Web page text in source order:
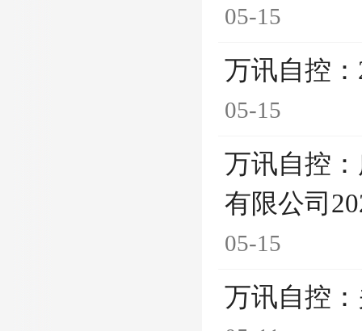
05-15
万讯自控
05-15
万讯自控
有限公司
05-15
万讯自控